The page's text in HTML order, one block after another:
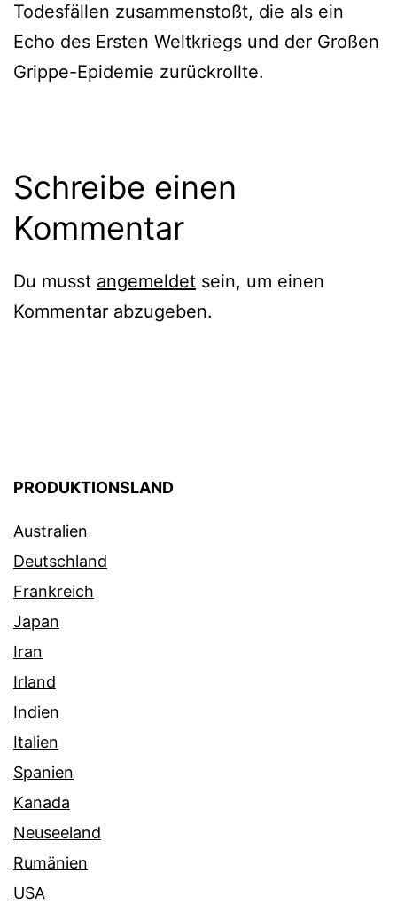
Todesfällen zusammenstoßt, die als ein
Echo des Ersten Weltkriegs und der Großen
Grippe-Epidemie zurückrollte.
Schreibe einen
Kommentar
Du musst angemeldet sein, um einen
Kommentar abzugeben.
PRODUKTIONSLAND
Australien
Deutschland
Frankreich
Japan
Iran
Irland
Indien
Italien
Spanien
Kanada
Neuseeland
Rumänien
USA